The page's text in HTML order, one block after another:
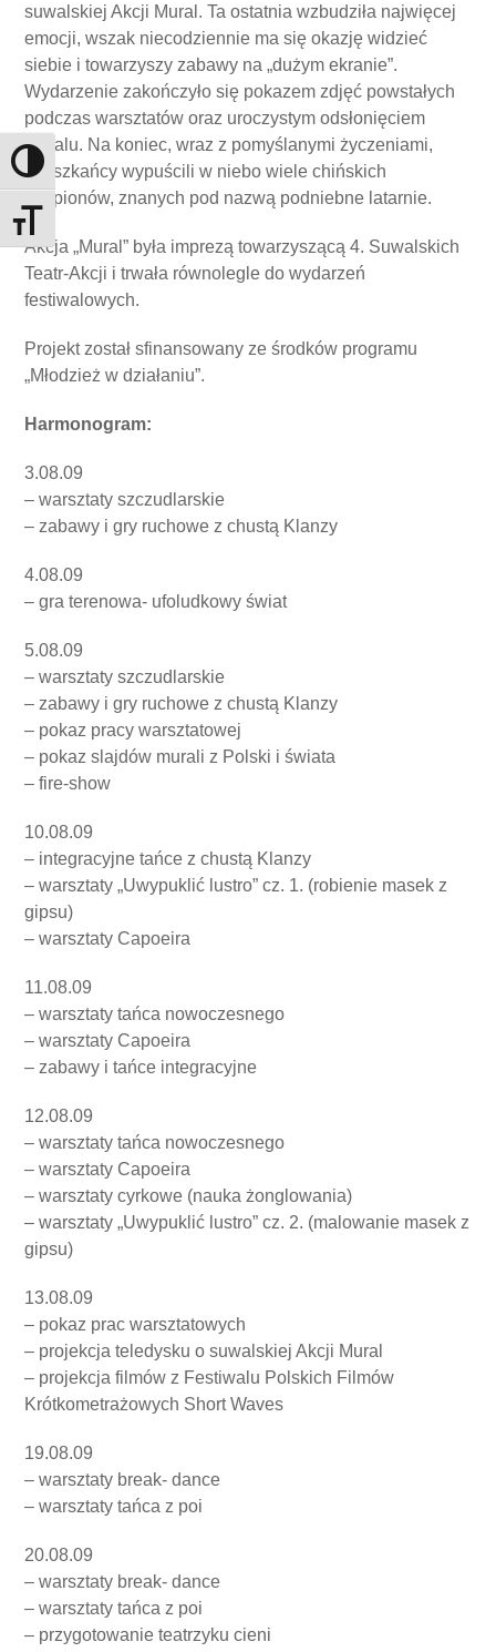
Toggle High Contrast
Toggle Font size
suwalskiej Akcji Mural. Ta ostatnia wzbudziła najwięcej
emocji, wszak niecodziennie ma się okazję widzieć
siebie i towarzyszy zabawy na „dużym ekranie”.
Wydarzenie zakończyło się pokazem zdjęć powstałych
podczas warsztatów oraz uroczystym odsłonięciem
muralu. Na koniec, wraz z pomyślanymi życzeniami,
mieszkańcy wypuścili w niebo wiele chińskich
lampionów, znanych pod nazwą podniebne latarnie.
Akcja „Mural” była imprezą towarzyszącą 4. Suwalskich
Teatr-Akcji i trwała równolegle do wydarzeń
festiwalowych.
Projekt został sfinansowany ze środków programu
„Młodzież w działaniu”.
Harmonogram:
3.08.09
– warsztaty szczudlarskie
– zabawy i gry ruchowe z chustą Klanzy
4.08.09
– gra terenowa- ufoludkowy świat
5.08.09
– warsztaty szczudlarskie
– zabawy i gry ruchowe z chustą Klanzy
– pokaz pracy warsztatowej
– pokaz slajdów murali z Polski i świata
– fire-show
10.08.09
– integracyjne tańce z chustą Klanzy
– warsztaty „Uwypuklić lustro” cz. 1. (robienie masek z
gipsu)
– warsztaty Capoeira
11.08.09
– warsztaty tańca nowoczesnego
– warsztaty Capoeira
– zabawy i tańce integracyjne
12.08.09
– warsztaty tańca nowoczesnego
– warsztaty Capoeira
– warsztaty cyrkowe (nauka żonglowania)
– warsztaty „Uwypuklić lustro” cz. 2. (malowanie masek z
gipsu)
13.08.09
– pokaz prac warsztatowych
– projekcja teledysku o suwalskiej Akcji Mural
– projekcja filmów z Festiwalu Polskich Filmów
Krótkometrażowych Short Waves
19.08.09
– warsztaty break- dance
– warsztaty tańca z poi
20.08.09
– warsztaty break- dance
– warsztaty tańca z poi
– przygotowanie teatrzyku cieni